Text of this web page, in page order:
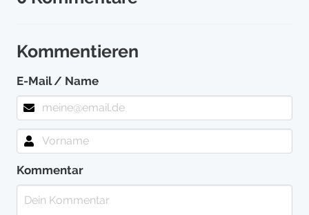
Kommentieren
E-Mail / Name
Kommentar